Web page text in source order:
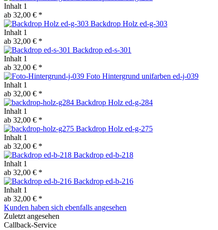
Inhalt 1
ab 32,00 € *
Backdrop Holz ed-g-303
Inhalt 1
ab 32,00 € *
Backdrop ed-s-301
Inhalt 1
ab 32,00 € *
Foto Hintergrund unifarben ed-j-039
Inhalt 1
ab 32,00 € *
Backdrop Holz ed-g-284
Inhalt 1
ab 32,00 € *
Backdrop Holz ed-g-275
Inhalt 1
ab 32,00 € *
Backdrop ed-b-218
Inhalt 1
ab 32,00 € *
Backdrop ed-b-216
Inhalt 1
ab 32,00 € *
Kunden haben sich ebenfalls angesehen
Zuletzt angesehen
Callback-Service